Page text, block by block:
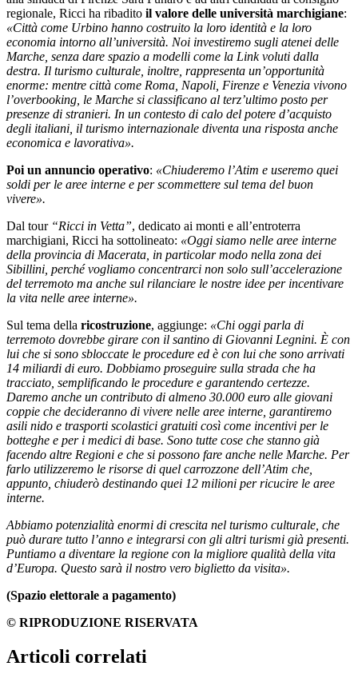
regionale, Ricci ha ribadito il valore delle università marchigiane:
«Città come Urbino hanno costruito la loro identità e la loro
economia intorno all’università. Noi investiremo sugli atenei delle
Marche, senza dare spazio a modelli come la Link voluti dalla
destra. Il turismo culturale, inoltre, rappresenta un’opportunità
enorme: mentre città come Roma, Napoli, Firenze e Venezia vivono
l’overbooking, le Marche si classificano al terz’ultimo posto per
presenze di stranieri. In un contesto di calo del potere d’acquisto
degli italiani, il turismo internazionale diventa una risposta anche
economica e lavorativa».
Poi un annuncio operativo: «Chiuderemo l’Atim e useremo quei
soldi per le aree interne e per scommettere sul tema del buon
vivere».
Dal tour “Ricci in Vetta”, dedicato ai monti e all’entroterra
marchigiani, Ricci ha sottolineato: «Oggi siamo nelle aree interne
della provincia di Macerata, in particolar modo nella zona dei
Sibillini, perché vogliamo concentrarci non solo sull’accelerazione
del terremoto ma anche sul rilanciare le nostre idee per incentivare
la vita nelle aree interne».
Sul tema della ricostruzione, aggiunge: «Chi oggi parla di
terremoto dovrebbe girare con il santino di Giovanni Legnini. È con
lui che si sono sbloccate le procedure ed è con lui che sono arrivati
14 miliardi di euro. Dobbiamo proseguire sulla strada che ha
tracciato, semplificando le procedure e garantendo certezze.
Daremo anche un contributo di almeno 30.000 euro alle giovani
coppie che decideranno di vivere nelle aree interne, garantiremo
asili nido e trasporti scolastici gratuiti così come incentivi per le
botteghe e per i medici di base. Sono tutte cose che stanno già
facendo altre Regioni e che si possono fare anche nelle Marche. Per
farlo utilizzeremo le risorse di quel carrozzone dell’Atim che,
appunto, chiuderò destinando quei 12 milioni per ricucire le aree
interne.
Abbiamo potenzialità enormi di crescita nel turismo culturale, che
può durare tutto l’anno e integrarsi con gli altri turismi già presenti.
Puntiamo a diventare la regione con la migliore qualità della vita
d’Europa. Questo sarà il nostro vero biglietto da visita».
(Spazio elettorale a pagamento)
© RIPRODUZIONE RISERVATA
Articoli correlati